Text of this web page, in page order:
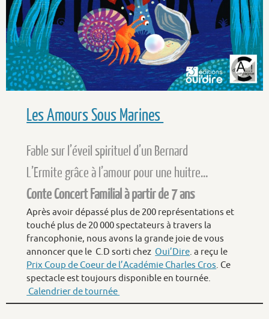
Les Amours Sous Marines
Fable sur l’éveil spirituel d’un Bernard
L’Ermite grâce à l’amour pour une huitre…
Conte Concert Familial à partir de 7 ans
Après avoir dépassé plus de 200 représentations et
touché plus de 20 000 spectateurs à travers la
francophonie, nous avons la grande joie de vous
annoncer que le C.D sorti chez Oui’Dire. a reçu le
Prix Coup de Coeur de l’Académie Charles Cros. Ce
spectacle est toujours disponible en tournée.
Calendrier de tournée